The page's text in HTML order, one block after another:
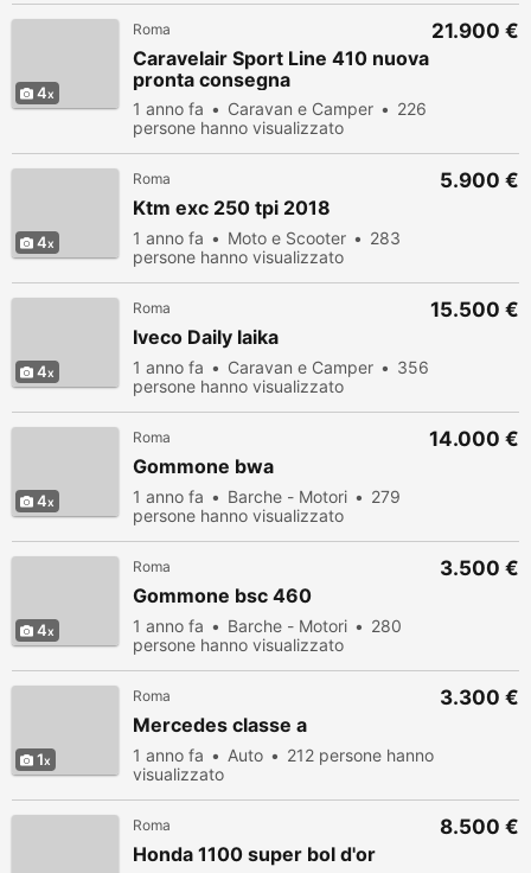
4
Roma
Caravelair Sport Line 410 nuova
pronta consegna
1 anno fa Caravan e Camper
226
persone hanno visualizzato
21.900 €
4
Roma
Ktm exc 250 tpi 2018
1 anno fa Moto e Scooter
283
persone hanno visualizzato
5.900 €
4
Roma
Iveco Daily laika
1 anno fa Caravan e Camper
356
persone hanno visualizzato
15.500 €
4
Roma
Gommone bwa
1 anno fa Barche - Motori
279
persone hanno visualizzato
14.000 €
4
Roma
Gommone bsc 460
1 anno fa Barche - Motori
280
persone hanno visualizzato
3.500 €
1
Roma
Mercedes classe a
1 anno fa Auto
212 persone hanno
visualizzato
3.300 €
Roma
Honda 1100 super bol d'or
8.500 €